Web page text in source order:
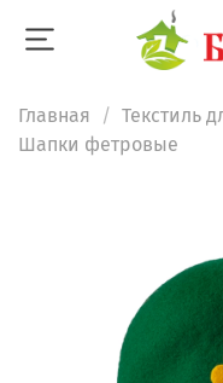
Главная Текстиль
Шапки фетровые